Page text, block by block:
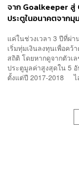
จาก Goalkeeper สู่
ประตูในอนาคตจากมุ
แค่ในช่วงเวลา 3 ปีที่ผ่
เริ่มทุ่มเงินลงทุนเพื่อคว้
สถิติ โดยหากดูจากตัวเ
ประตูมูลค่าสูงสุดใน 5
ตั้งแต่ปี 2017-2018 ไ